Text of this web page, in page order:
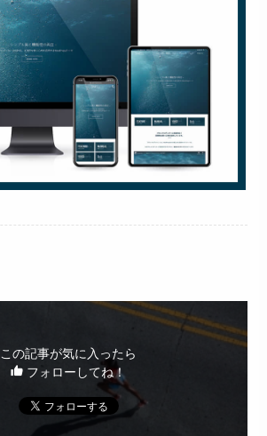
この記事が気に入ったら
フォローしてね！